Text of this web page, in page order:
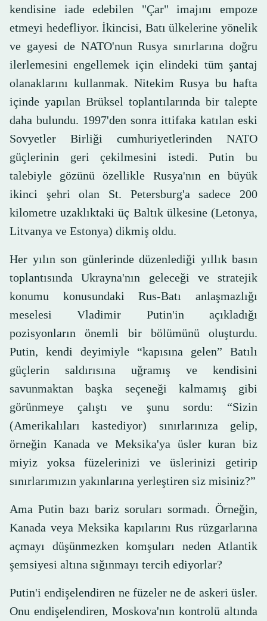
kendisine iade edebilen "Çar" imajını empoze
etmeyi hedefliyor. İkincisi, Batı ülkelerine yönelik
ve gayesi de NATO'nun Rusya sınırlarına doğru
ilerlemesini engellemek için elindeki tüm şantaj
olanaklarını kullanmak. Nitekim Rusya bu hafta
içinde yapılan Brüksel toplantılarında bir talepte
daha bulundu. 1997'den sonra ittifaka katılan eski
Sovyetler Birliği cumhuriyetlerinden NATO
güçlerinin geri çekilmesini istedi. Putin bu
talebiyle gözünü özellikle Rusya'nın en büyük
ikinci şehri olan St. Petersburg'a sadece 200
kilometre uzaklıktaki üç Baltık ülkesine (Letonya,
Litvanya ve Estonya) dikmiş oldu.
Her yılın son günlerinde düzenlediği yıllık basın
toplantısında Ukrayna'nın geleceği ve stratejik
konumu konusundaki Rus-Batı anlaşmazlığı
meselesi Vladimir Putin'in açıkladığı
pozisyonların önemli bir bölümünü oluşturdu.
Putin, kendi deyimiyle “kapısına gelen” Batılı
güçlerin saldırısına uğramış ve kendisini
savunmaktan başka seçeneği kalmamış gibi
görünmeye çalıştı ve şunu sordu: “Sizin
(Amerikalıları kastediyor) sınırlarınıza gelip,
örneğin Kanada ve Meksika'ya üsler kuran biz
miyiz yoksa füzelerinizi ve üslerinizi getirip
sınırlarımızın yakınlarına yerleştiren siz misiniz?”
Ama Putin bazı bariz soruları sormadı. Örneğin,
Kanada veya Meksika kapılarını Rus rüzgarlarına
açmayı düşünmezken komşuları neden Atlantik
şemsiyesi altına sığınmayı tercih ediyorlar?
Putin'i endişelendiren ne füzeler ne de askeri üsler.
Onu endişelendiren, Moskova'nın kontrolü altında